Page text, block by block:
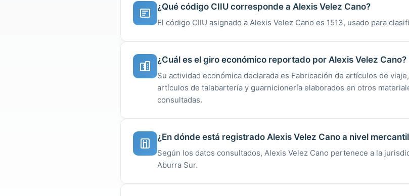
¿Qué código CIIU corresponde a Alexis Velez Cano?
El código CIIU asignado a Alexis Velez Cano es 1513, usado para
¿Cuál es el giro económico reportado por Alexis Velez Cano?
Su actividad económica declarada es Fabricación de artículos de
artículos de talabartería y guarnicionería elaborados en otros
consultadas.
¿En dónde está registrado Alexis Velez Cano a nivel
Según los datos consultados, Alexis Velez Cano pertenece a la
Aburra Sur.